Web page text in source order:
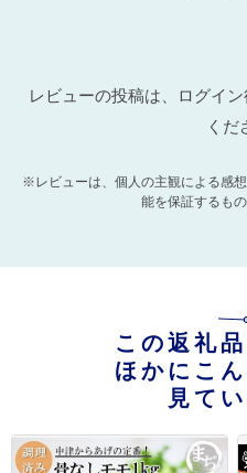
レビューの投稿は、ログイン
くだ
※レビューは、個人の主観による感
能を保証するも
この返礼
ほかにこ
見て